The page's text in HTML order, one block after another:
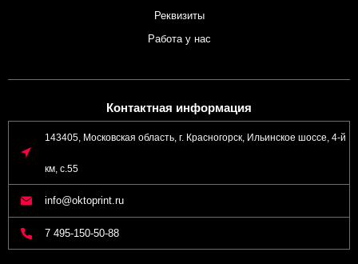
Реквизиты
Работа у нас
Контактная информация
143405, Московская область, г. Красногорск, Ильинское шоссе, 4-й
км, с.55
info@oktoprint.ru
7 495-150-50-88